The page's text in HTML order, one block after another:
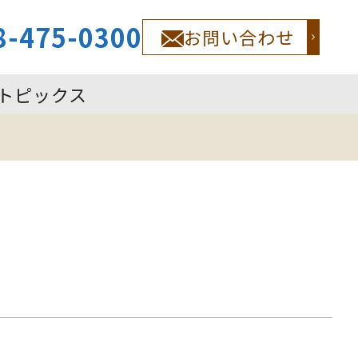
475-0300 お問い合わせ
ピックス